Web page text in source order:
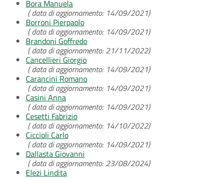
Bora Manuela
( data di aggiornamento: 14/09/2021)
Borroni Pierpaolo
( data di aggiornamento: 14/09/2021)
Brandoni Goffredo
( data di aggiornamento: 21/11/2022)
Cancellieri Giorgio
( data di aggiornamento: 14/09/2021)
Carancini Romano
( data di aggiornamento: 14/09/2021)
Casini Anna
( data di aggiornamento: 14/09/2021)
Cesetti Fabrizio
( data di aggiornamento: 14/10/2022)
Ciccioli Carlo
( data di aggiornamento: 14/09/2021)
Dallasta Giovanni
( data di aggiornamento: 23/08/2024)
Elezi Lindita